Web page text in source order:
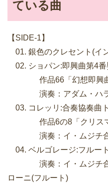
ている曲
【SIDE-1】
01. 銀色のクレセント(イ
02. ショパン:即興曲第4番
作品66「幻想即興曲
演奏：アダム・ハラ
03. コレッリ:合奏協奏曲
作品6の8「クリスマ
演奏：イ・ムジチ合
04. ベルゴレージ:フルー
演奏：イ・ムジチ合奏
ローニ(フルート)